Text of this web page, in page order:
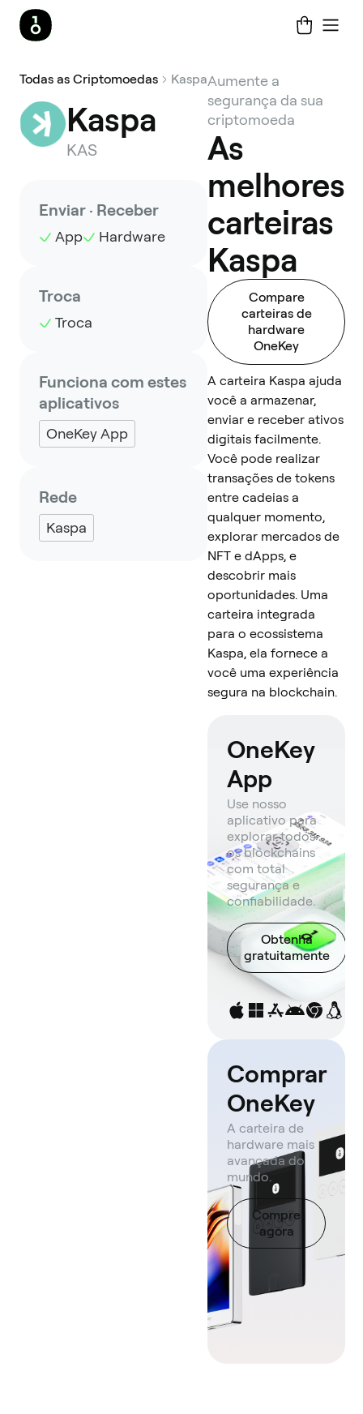
Todas as Criptomoedas Kaspa
Kaspa
KAS
Enviar · Receber
App Hardware
Troca
Troca
Funciona com estes
aplicativos
OneKey App
Rede
Kaspa
Aumente a
segurança da sua
criptomoeda
As
melhores
carteiras
Kaspa
Compare
carteiras de
hardware
OneKey
A carteira Kaspa ajuda
você a armazenar,
enviar e receber ativos
digitais facilmente.
Você pode realizar
transações de tokens
entre cadeias a
qualquer momento,
explorar mercados de
NFT e dApps, e
descobrir mais
oportunidades. Uma
carteira integrada
para o ecossistema
Kaspa, ela fornece a
você uma experiência
segura na blockchain.
OneKey
App
Use nosso
aplicativo para
explorar todos
os blockchains
com total
segurança e
confiabilidade.
Obtenha
gratuitamente
Comprar
OneKey
A carteira de
hardware mais
avançada do
mundo.
Compre
agora